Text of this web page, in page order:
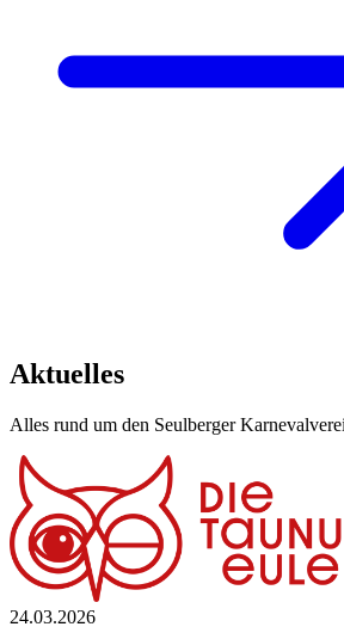
Aktuelles
Alles rund um den Seulberger
24.03.2026